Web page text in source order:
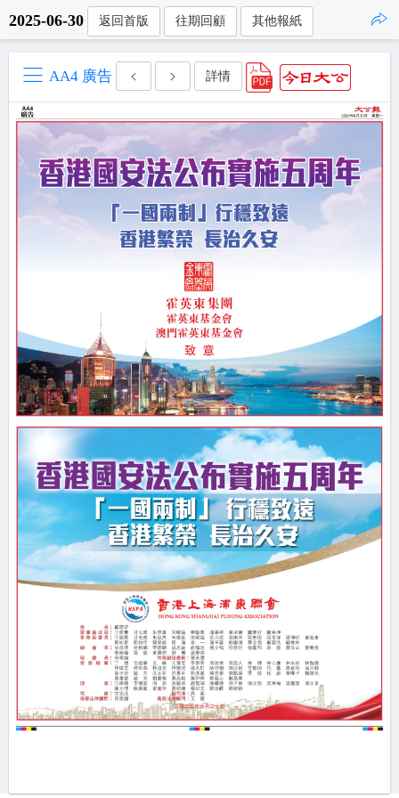
2025-06-30 返回首版 往期回顧 其他報紙
AA4 廣告 詳情